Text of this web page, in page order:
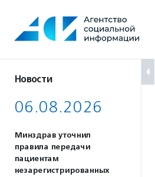
содержанию
Новости
06.08.2026
Минздрав уточнил
правила передачи
пациентам
незарегистрированных